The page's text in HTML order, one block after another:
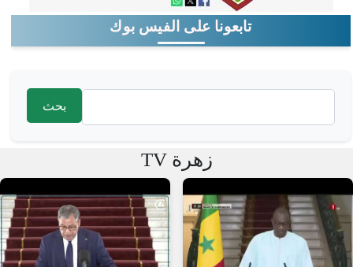
تابعونا على الفيس بوك
‏بحث ‏
زهرة TV